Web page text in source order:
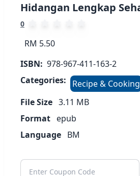
Hidangan Lengkap
0
RM 5.50
ISBN: 978-967-411-163-2
Categories:
Recipe & Cooking
File Size 3.11 MB
Format epub
Language BM